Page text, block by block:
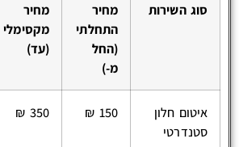
סוג השירות
מחיר
התחלתי
(החל
מ-)
מחיר
מקסימלי
(עד)
איטום חלון
סטנדרטי
150 ₪
350 ₪